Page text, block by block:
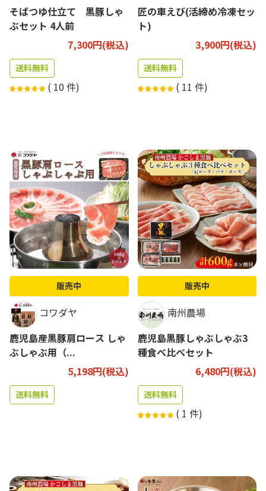
そばつゆ仕立て 黒豚しゃ
ぶセット 4人前
7,300円(税込)
送料無料
( 10 件)
匠の車えび(活締め冷凍セッ
ト)
3,900円(税込)
送料無料
( 11 件)
販売中
コワダヤ
鹿児島産黒豚肩ロース しゃ
ぶしゃぶ用（...
5,198円(税込)
送料無料
販売中
南州農場
鹿児島黒豚しゃぶしゃぶ3
種食べ比べセット
6,480円(税込)
送料無料
( 1 件)